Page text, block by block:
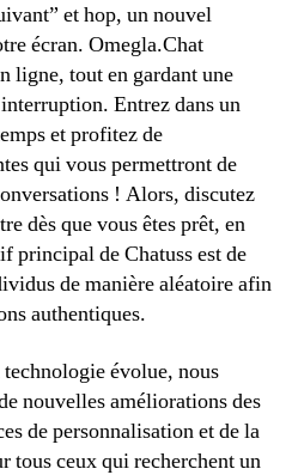
et hop, un nouvel
écran. Omegla.Chat
ligne, tout en gardant une
Entrez dans un
et profitez de
qui vous permettront de
! Alors, discutez
dès que vous êtes prêt, en
principal de Chatuss est de
de manière aléatoire afin
authentiques.
évolue, nous
nouvelles améliorations des
de personnalisation et de la
tous ceux qui recherchent un